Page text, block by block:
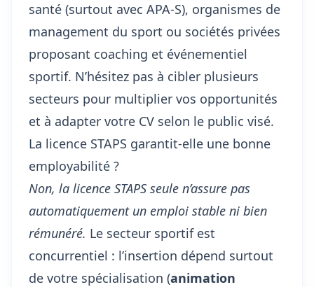
santé (surtout avec APA-S), organismes de
management du sport ou sociétés privées
proposant coaching et événementiel
sportif. N’hésitez pas à cibler plusieurs
secteurs pour multiplier vos opportunités
et à adapter votre CV selon le public visé.
La licence STAPS garantit-elle une bonne
employabilité ?
Non, la licence STAPS seule n’assure pas
automatiquement un emploi stable ni bien
rémunéré. Le secteur sportif est
concurrentiel : l’insertion dépend surtout
de votre spécialisation (animation